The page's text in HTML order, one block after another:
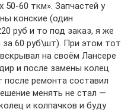
50-60 ткм». Запчастей у
конские (один
руб и то под заказ, я же
за 60 руб\шт). При этом тот
на своём Лансере
и после замены колец
после ремонта составил
менять не стал —
и колпачков и буду